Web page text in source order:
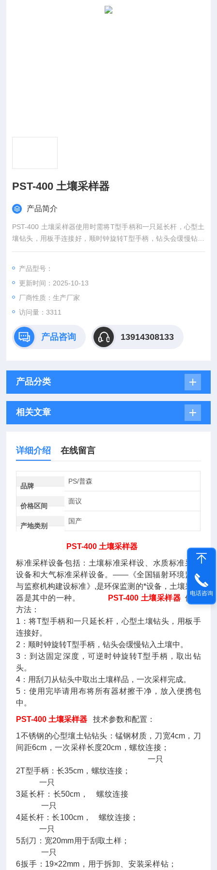
PST-400 土壤采样器
产品简介
PST-400 土壤采样器使用时需将T型手柄和一只延长杆，心型土
壤钻头，用板手连接好，顺时钟旋转T型手柄，钻头会缓慢钻入
土壤中当到达固定深度，可逆时钟旋转T型手柄，取出钻头，用
产品型号：
更新时间：2025-10-13
厂商性质：生产厂家
访问量：3311
产品咨询 13914308133
产品分类
相关文章
详细介绍 在线留言
品牌
PS/普森
价格区间
面议
产地类别
国产
PST-400 土壤采样器
标准采样设备包括：土壤标准采样设、水质标准采样
设备和大气标准采样设备。――《全国辐射环境监测
与监察机构建设标准》,是环保监测的*设备，土壤采样
器是其中的一种。
PST-400 土壤采样器 使用
方法：
1：将T型手柄和一只延长杆，心型土壤钻头，用板手
连接好。
2：顺时钟旋转T型手柄，钻头会缓慢钻入土壤中。
3：到达固定深度，可逆时钟旋转T型手柄，取出钻
头。
4：用刮刀从钻头中取出土壤样品，一次采样完成。
5：使用完毕请用布将所有器材擦干净，放入便携包
中。
PST-400 土壤采样器 技术参数和配置：
1不锈钢的心型壤土钻钻头：锰钢材质，刀宽4cm，刀
间距6cm，一次采样长度20cm，螺纹连接；
一只
2T型手柄：长35cm，螺纹连接；
一只
3延长杆：长50cm， 螺纹连接
一只
4延长杆：长100cm， 螺纹连接；
一只
5刮刀：宽20mm用于刮取土样；
一只
6扳手：19×22mm，用于拆卸、安装采样钻；
电话咨询